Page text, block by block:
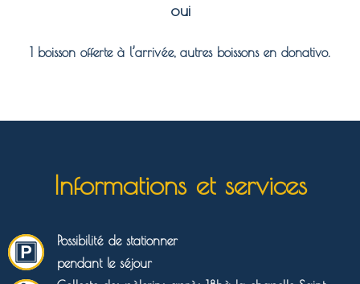
oui
1 boisson offerte à l’arrivée, autres boissons en donativo.
Informations et services
Possibilité de stationner
pendant le séjour